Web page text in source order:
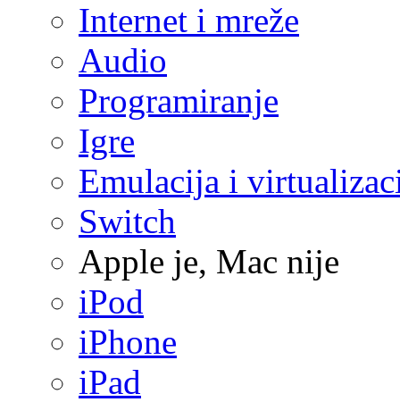
Internet i mreže
Audio
Programiranje
Igre
Emulacija i
Switch
Apple je, Mac nije
iPod
iPhone
iPad